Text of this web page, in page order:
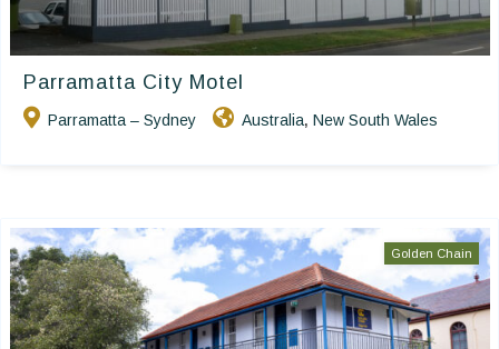
Parramatta City Motel
Parramatta – Sydney Australia, New South Wales
Golden Chain